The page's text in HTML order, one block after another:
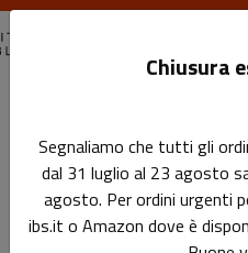
Nuovi metodi di gestione dei
Nuovi
Chiusura
Segnaliamo che tutti gli
dal 31 luglio al 23 agosto
agosto. Per ordini urgenti
ibs.it o Amazon dove è